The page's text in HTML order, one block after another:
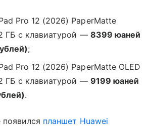
Pro 12 (2026) PaperMatte
ГБ с клавиатурой — 8399 юаней
;
Pro 12 (2026) PaperMatte OLED
ГБ с клавиатурой — 9199 юаней
.
планшет Huawei